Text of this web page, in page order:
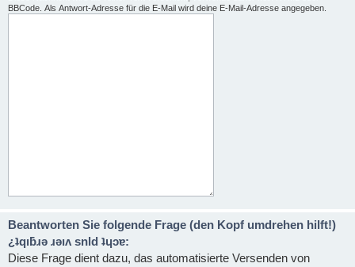
BBCode. Als Antwort-Adresse für die E-Mail wird deine E-Mail-Adresse angegeben.
Beantworten Sie folgende Frage (den Kopf umdrehen hilft!)
¿ʇqıƃɹǝ ɹǝıʌ snld ʇɥɔɐ:
Diese Frage dient dazu, das automatisierte Versenden von